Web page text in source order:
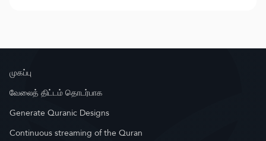
முகப்பு
வேலைத் திட்டம் தொடர்பாக
Generate Quranic Designs
Continuous streaming of the Quran